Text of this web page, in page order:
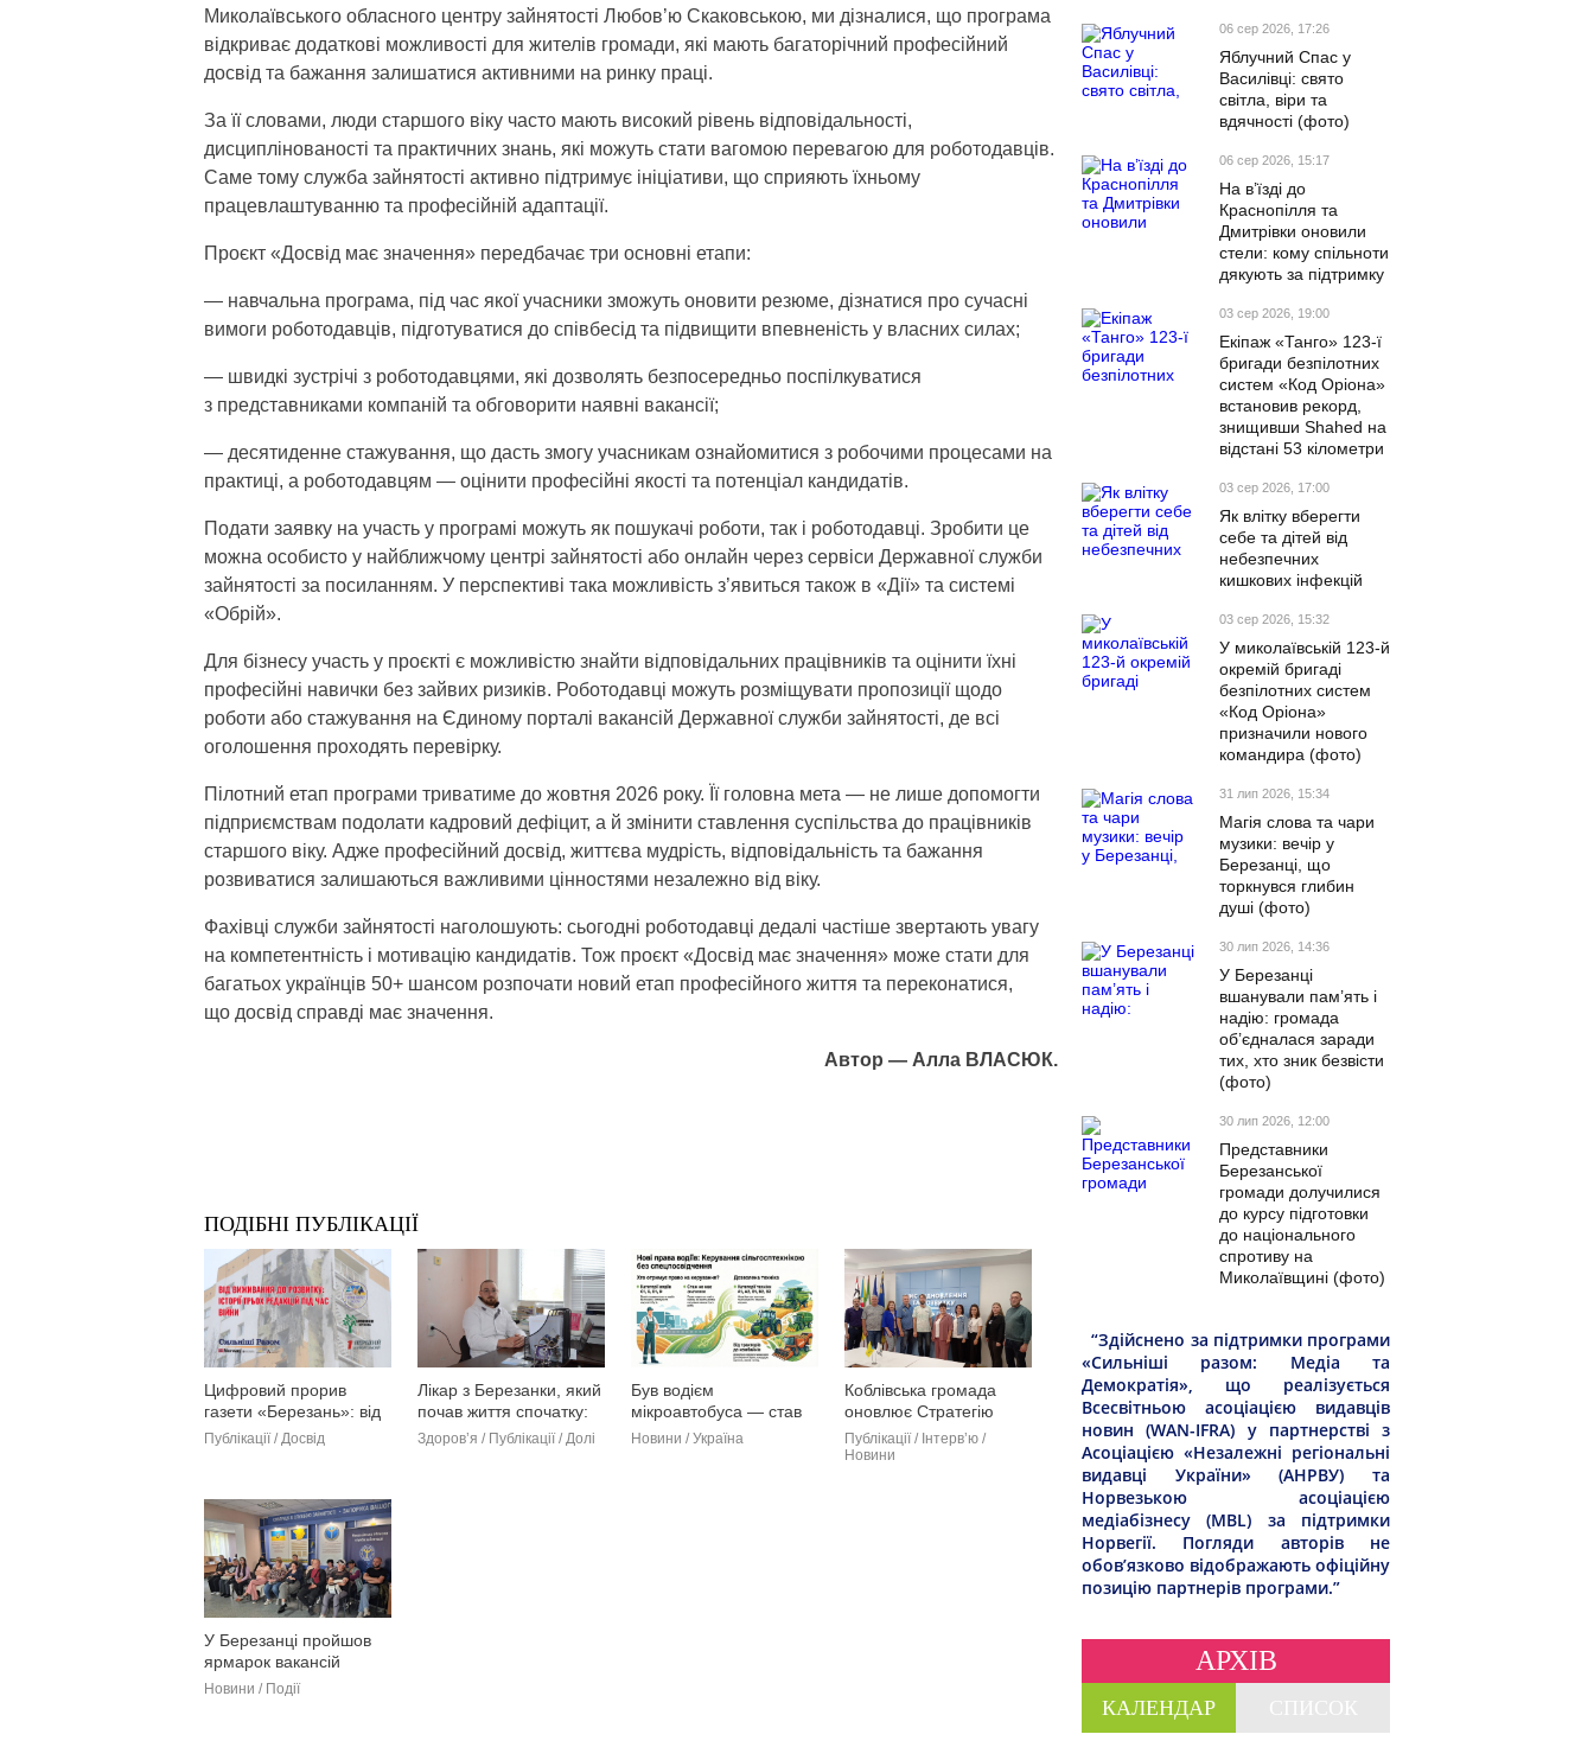
Миколаївського обласного центру зайнятості Любов’ю Скаковською, ми дізналися, що програма
відкриває додаткові можливості для жителів громади, які мають багаторічний професійний
досвід та бажання залишатися активними на ринку праці.
За її словами, люди старшого віку часто мають високий рівень відповідальності,
дисциплінованості та практичних знань, які можуть стати вагомою перевагою для роботодавців.
Саме тому служба зайнятості активно підтримує ініціативи, що сприяють їхньому
працевлаштуванню та професійній адаптації.
Проєкт «Досвід має значення» передбачає три основні етапи:
— навчальна програма, під час якої учасники зможуть оновити резюме, дізнатися про сучасні
вимоги роботодавців, підготуватися до співбесід та підвищити впевненість у власних силах;
— швидкі зустрічі з роботодавцями, які дозволять безпосередньо поспілкуватися
з представниками компаній та обговорити наявні вакансії;
— десятиденне стажування, що дасть змогу учасникам ознайомитися з робочими процесами на
практиці, а роботодавцям — оцінити професійні якості та потенціал кандидатів.
Подати заявку на участь у програмі можуть як пошукачі роботи, так і роботодавці. Зробити це
можна особисто у найближчому центрі зайнятості або онлайн через сервіси Державної служби
зайнятості за посиланням. У перспективі така можливість з’явиться також в «Дії» та системі
«Обрій».
Для бізнесу участь у проєкті є можливістю знайти відповідальних працівників та оцінити їхні
професійні навички без зайвих ризиків. Роботодавці можуть розміщувати пропозиції щодо
роботи або стажування на Єдиному порталі вакансій Державної служби зайнятості, де всі
оголошення проходять перевірку.
Пілотний етап програми триватиме до жовтня 2026 року. Її головна мета — не лише допомогти
підприємствам подолати кадровий дефіцит, а й змінити ставлення суспільства до працівників
старшого віку. Адже професійний досвід, життєва мудрість, відповідальність та бажання
розвиватися залишаються важливими цінностями незалежно від віку.
Фахівці служби зайнятості наголошують: сьогодні роботодавці дедалі частіше звертають увагу
на компетентність і мотивацію кандидатів. Тож проєкт «Досвід має значення» може стати для
багатьох українців 50+ шансом розпочати новий етап професійного життя та переконатися,
що досвід справді має значення.
Автор — Алла ВЛАСЮК.
ПОДІБНІ ПУБЛІКАЦІЇ
Цифровий прорив
газети «Березань»: від
традиційного видання
Публікації / Досвід
Лікар з Березанки, який
почав життя спочатку:
історія Артема Жушми
Здоров’я / Публікації / Долі
Був водієм
мікроавтобуса — став
водієм трактора
Новини / Україна
Коблівська громада
оновлює Стратегію
розвитку до 2027 року
Публікації / Інтерв’ю /
Новини
У Березанці пройшов
ярмарок вакансій
(фото)
Новини / Події
06 сер 2026, 17:26
Яблучний Спас у
Василівці: свято
світла, віри та
вдячності (фото)
06 сер 2026, 15:17
На в’їзді до
Краснопілля та
Дмитрівки оновили
стели: кому спільноти
дякують за підтримку
03 сер 2026, 19:00
Екіпаж «Танго» 123-ї
бригади безпілотних
систем «Код Оріона»
встановив рекорд,
знищивши Shahed на
відстані 53 кілометри
03 сер 2026, 17:00
Як влітку вберегти
себе та дітей від
небезпечних
кишкових інфекцій
03 сер 2026, 15:32
У миколаївській 123-й
окремій бригаді
безпілотних систем
«Код Оріона»
призначили нового
командира (фото)
31 лип 2026, 15:34
Магія слова та чари
музики: вечір у
Березанці, що
торкнувся глибин
душі (фото)
30 лип 2026, 14:36
У Березанці
вшанували пам’ять і
надію: громада
об’єдналася заради
тих, хто зник безвісти
(фото)
30 лип 2026, 12:00
Представники
Березанської
громади долучилися
до курсу підготовки
до національного
спротиву на
Миколаївщині (фото)
“Здійснено за підтримки програми
«Сильніші разом: Медіа та
Демократія», що реалізується
Всесвітньою асоціацією видавців
новин (WAN-IFRA) у партнерстві з
Асоціацією «Незалежні регіональні
видавці України» (АНРВУ) та
Норвезькою асоціацією
медіабізнесу (MBL) за підтримки
Норвегії. Погляди авторів не
обов’язково відображають офіційну
позицію партнерів програми.”
АРХІВ
КАЛЕНДАР